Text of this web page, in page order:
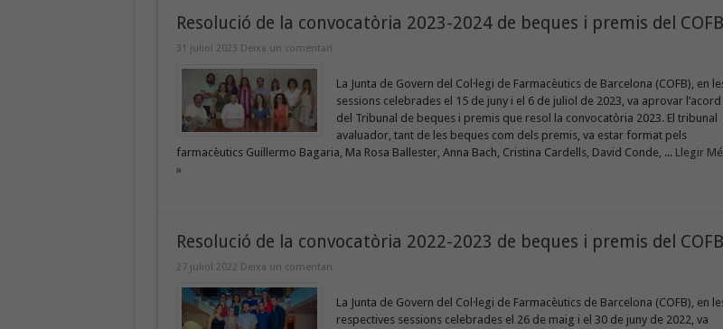
Resolució de la convocatòria 2023-2024 de beques i premis del COFB
31 juliol 2023 Deixa un comentari
La Junta de Govern del Col·legi de Farmacèutics de Barcelona (COFB), en
sessions celebrades el 15 de juny i el 6 de juliol de 2023, va aprovar l’acord
del Tribunal de beques i premis que resol la convocatòria 2023. El tribunal
avaluador, tant de les beques com dels premis, va estar format pels
farmacèutics Guillermo Bagaria, Ma Rosa Ballester, Anna Bach, Cristina Cardells, David Conde, ... Llegir
»
Resolució de la convocatòria 2022-2023 de beques i premis del COFB
27 juliol 2022 Deixa un comentari
La Junta de Govern del Col·legi de Farmacèutics de Barcelona (COFB), en
respectives sessions celebrades el 26 de maig i el 30 de juny de 2022, va